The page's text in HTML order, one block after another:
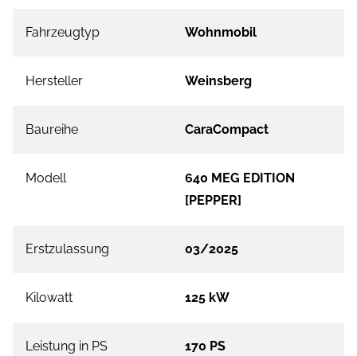
Fahrzeugtyp Wohnmobil
Hersteller Weinsberg
Baureihe CaraCompact
Modell
640 MEG EDITION
[PEPPER]
Erstzulassung 03/2025
Kilowatt 125 kW
Leistung in PS 170 PS